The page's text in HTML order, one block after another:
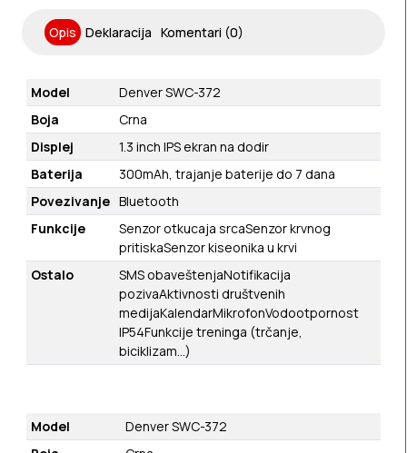
Opis Deklaracija Komentari (0)
Model
Denver SWC-372
Boja
Crna
Displej
1.3 inch IPS ekran na dodir
Baterija
300mAh, trajanje baterije do 7 dana
Povezivanje Bluetooth
Funkcije
Senzor otkucaja srcaSenzor krvnog
pritiskaSenzor kiseonika u krvi
Ostalo
SMS obaveštenjaNotifikacija
pozivaAktivnosti društvenih
medijaKalendarMikrofonVodootpornost
IP54Funkcije treninga (trčanje,
biciklizam…)
Model
Denver SWC-372